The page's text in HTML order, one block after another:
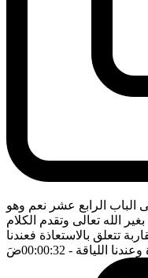
الباب الرابع عشر نعم وهو
الله تعالى وتقدم الكلام
تتعلق بالاستعاذة فعندنا
وعندنا اللياقة - 00:00:32 ضَ